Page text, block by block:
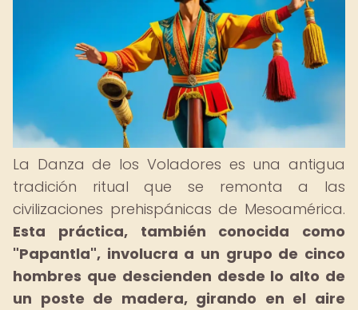
La Danza de los Voladores es una antigua
tradición ritual que se remonta a las
civilizaciones prehispánicas de Mesoamérica.
Esta práctica, también conocida como
"Papantla", involucra a un grupo de cinco
hombres que descienden desde lo alto de
un poste de madera, girando en el aire